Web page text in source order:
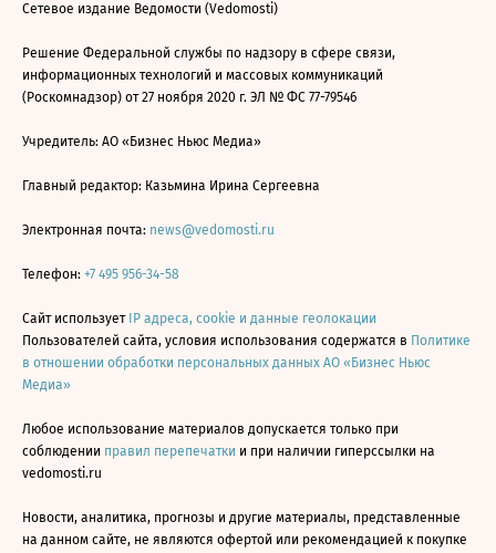
Сетевое издание Ведомости (Vedomosti)
Решение Федеральной службы по надзору в сфере связи,
информационных технологий и массовых коммуникаций
(Роскомнадзор) от 27 ноября 2020 г. ЭЛ № ФС 77-79546
Учредитель: АО «Бизнес Ньюс Медиа»
Главный редактор: Казьмина Ирина Сергеевна
Электронная почта: news@vedomosti.ru
Телефон: +7 495 956-34-58
Сайт использует IP адреса, cookie и данные геолокации
Пользователей сайта, условия использования содержатся в Политике
в отношении обработки персональных данных АО «Бизнес Ньюс
Медиа»
Любое использование материалов допускается только при
соблюдении правил перепечатки и при наличии гиперссылки на
vedomosti.ru
Новости, аналитика, прогнозы и другие материалы, представленные
на данном сайте, не являются офертой или рекомендацией к покупке